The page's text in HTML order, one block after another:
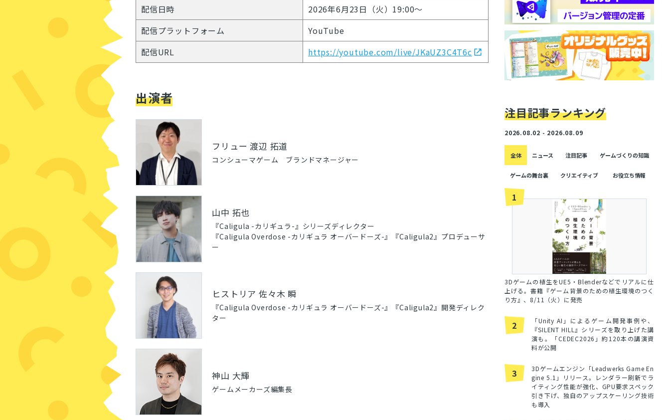
配信日時
2026年6月23日（火）19:00～
配信プラットフォーム
YouTube
配信URL
https://youtube.com/live/JKaUZ3C4T6c
出演者
フリュー 渡辺 拓道
コンシューマゲーム ブランドマネージャー
山中 拓也
『Caligula -カリギュラ-』シリーズディレクター
『Caligula Overdose -カリギュラ オーバードーズ-』『Caligula2』プロデューサ
ー
ヒストリア 佐々木 瞬
『Caligula Overdose -カリギュラ オーバードーズ-』『Caligula2』開発ディレク
ター
神山 大輝
ゲームメーカーズ編集長
注目記事ランキング
2026.08.02 - 2026.08.09
全体 ニュース 注目記事 ゲームづくりの知識
ゲームの舞台裏 クリエイティブ お役立ち情報
1
3Dゲームの植生をUE5・Blenderなどでリアルに仕
上げる。書籍『ゲーム背景のための植生環境のつく
り方』、8/11（火）に発売
2
「Unity AI」によるゲーム開発事例や、
『SILENT HILL』シリーズを取り上げた講
演も。「CEDEC2026」約120本の講演資
料が公開
3
3Dゲームエンジン「Leadwerks Game En
gine 5.1」リリース。レンダラー刷新でラ
イティング性能が強化、GPU要求スペック
引き下げ、独自のアップスケーリング技術
も導入